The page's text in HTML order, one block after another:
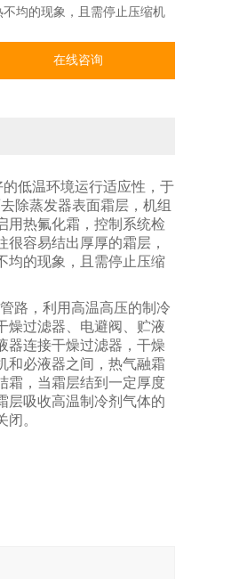
均的现象，且需停止压缩机
在线咨询
低温环境运行适应性，于
除蒸发器表面霜层，机组
用热氟化霜，控制系统检
容易结出厚厚的霜层，
均的现象，且需停止压缩
路，利用高温高压的制冷
燥过滤器、电避阀、贮液
器连接干燥过滤器，干燥
和必液器之间，热气融霜
霜，当霜层结到一定厚度
层吸收高温制冷剂气体的
。